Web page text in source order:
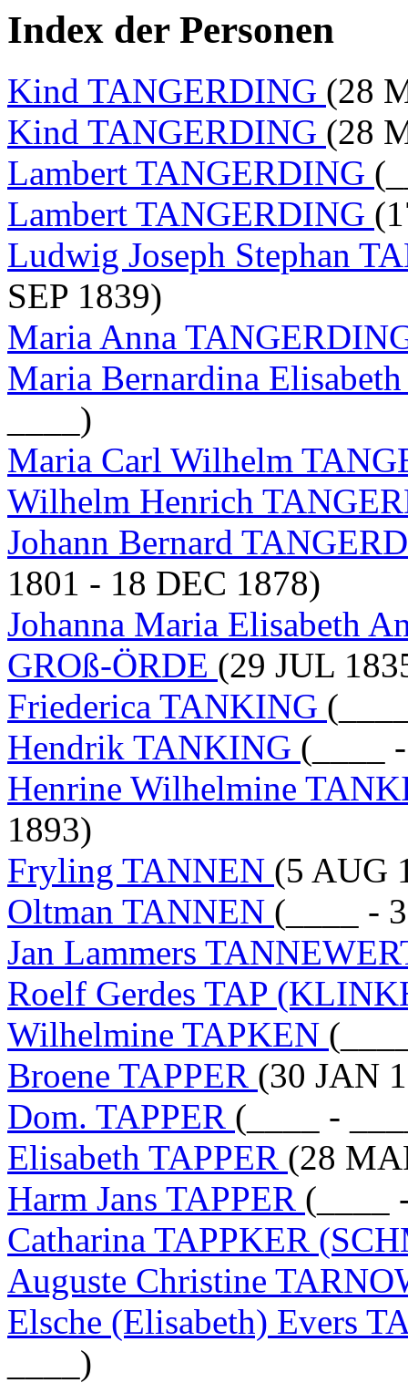
Index der Personen
Kind TANGERDING (28
Kind TANGERDING (28
Lambert TANGERDING
Lambert TANGERDING
Ludwig Joseph Stephan
SEP 1839)
Maria Anna
Maria Bernardina
____)
Maria Carl Wilhelm
Wilhelm Henrich
Johann Bernard
1801 - 18 DEC 1878)
Johanna Maria Elisabeth
GROß-ÖRDE (29 JUL
Friederica TANKING
Hendrik TANKING (____
Henrine Wilhelmine
1893)
Fryling TANNEN (5 AUG
Oltman TANNEN (____ -
Jan Lammers
Roelf Gerdes TAP
Wilhelmine TAPKEN
Broene TAPPER (30 JAN
Dom. TAPPER (____ -
Elisabeth TAPPER (28
Harm Jans TAPPER (____
Catharina TAPPKER
Auguste Christine
Elsche (Elisabeth) Evers
____)